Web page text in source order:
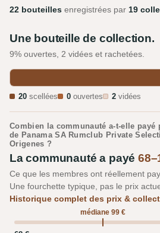
22 bouteilles enregistrées par 19
Une bouteille de collection.
9% ouvertes, 2 vidées et rachetées.
20 scellées 0 ouvertes 2 vidées
Combien la communauté a-t-elle payé
de Panama SA Rumclub Private
Origenes ?
La communauté a payé
Ce que les membres ont réellement
Une fourchette typique, pas le prix
Historique complet des prix &
médiane 99 €